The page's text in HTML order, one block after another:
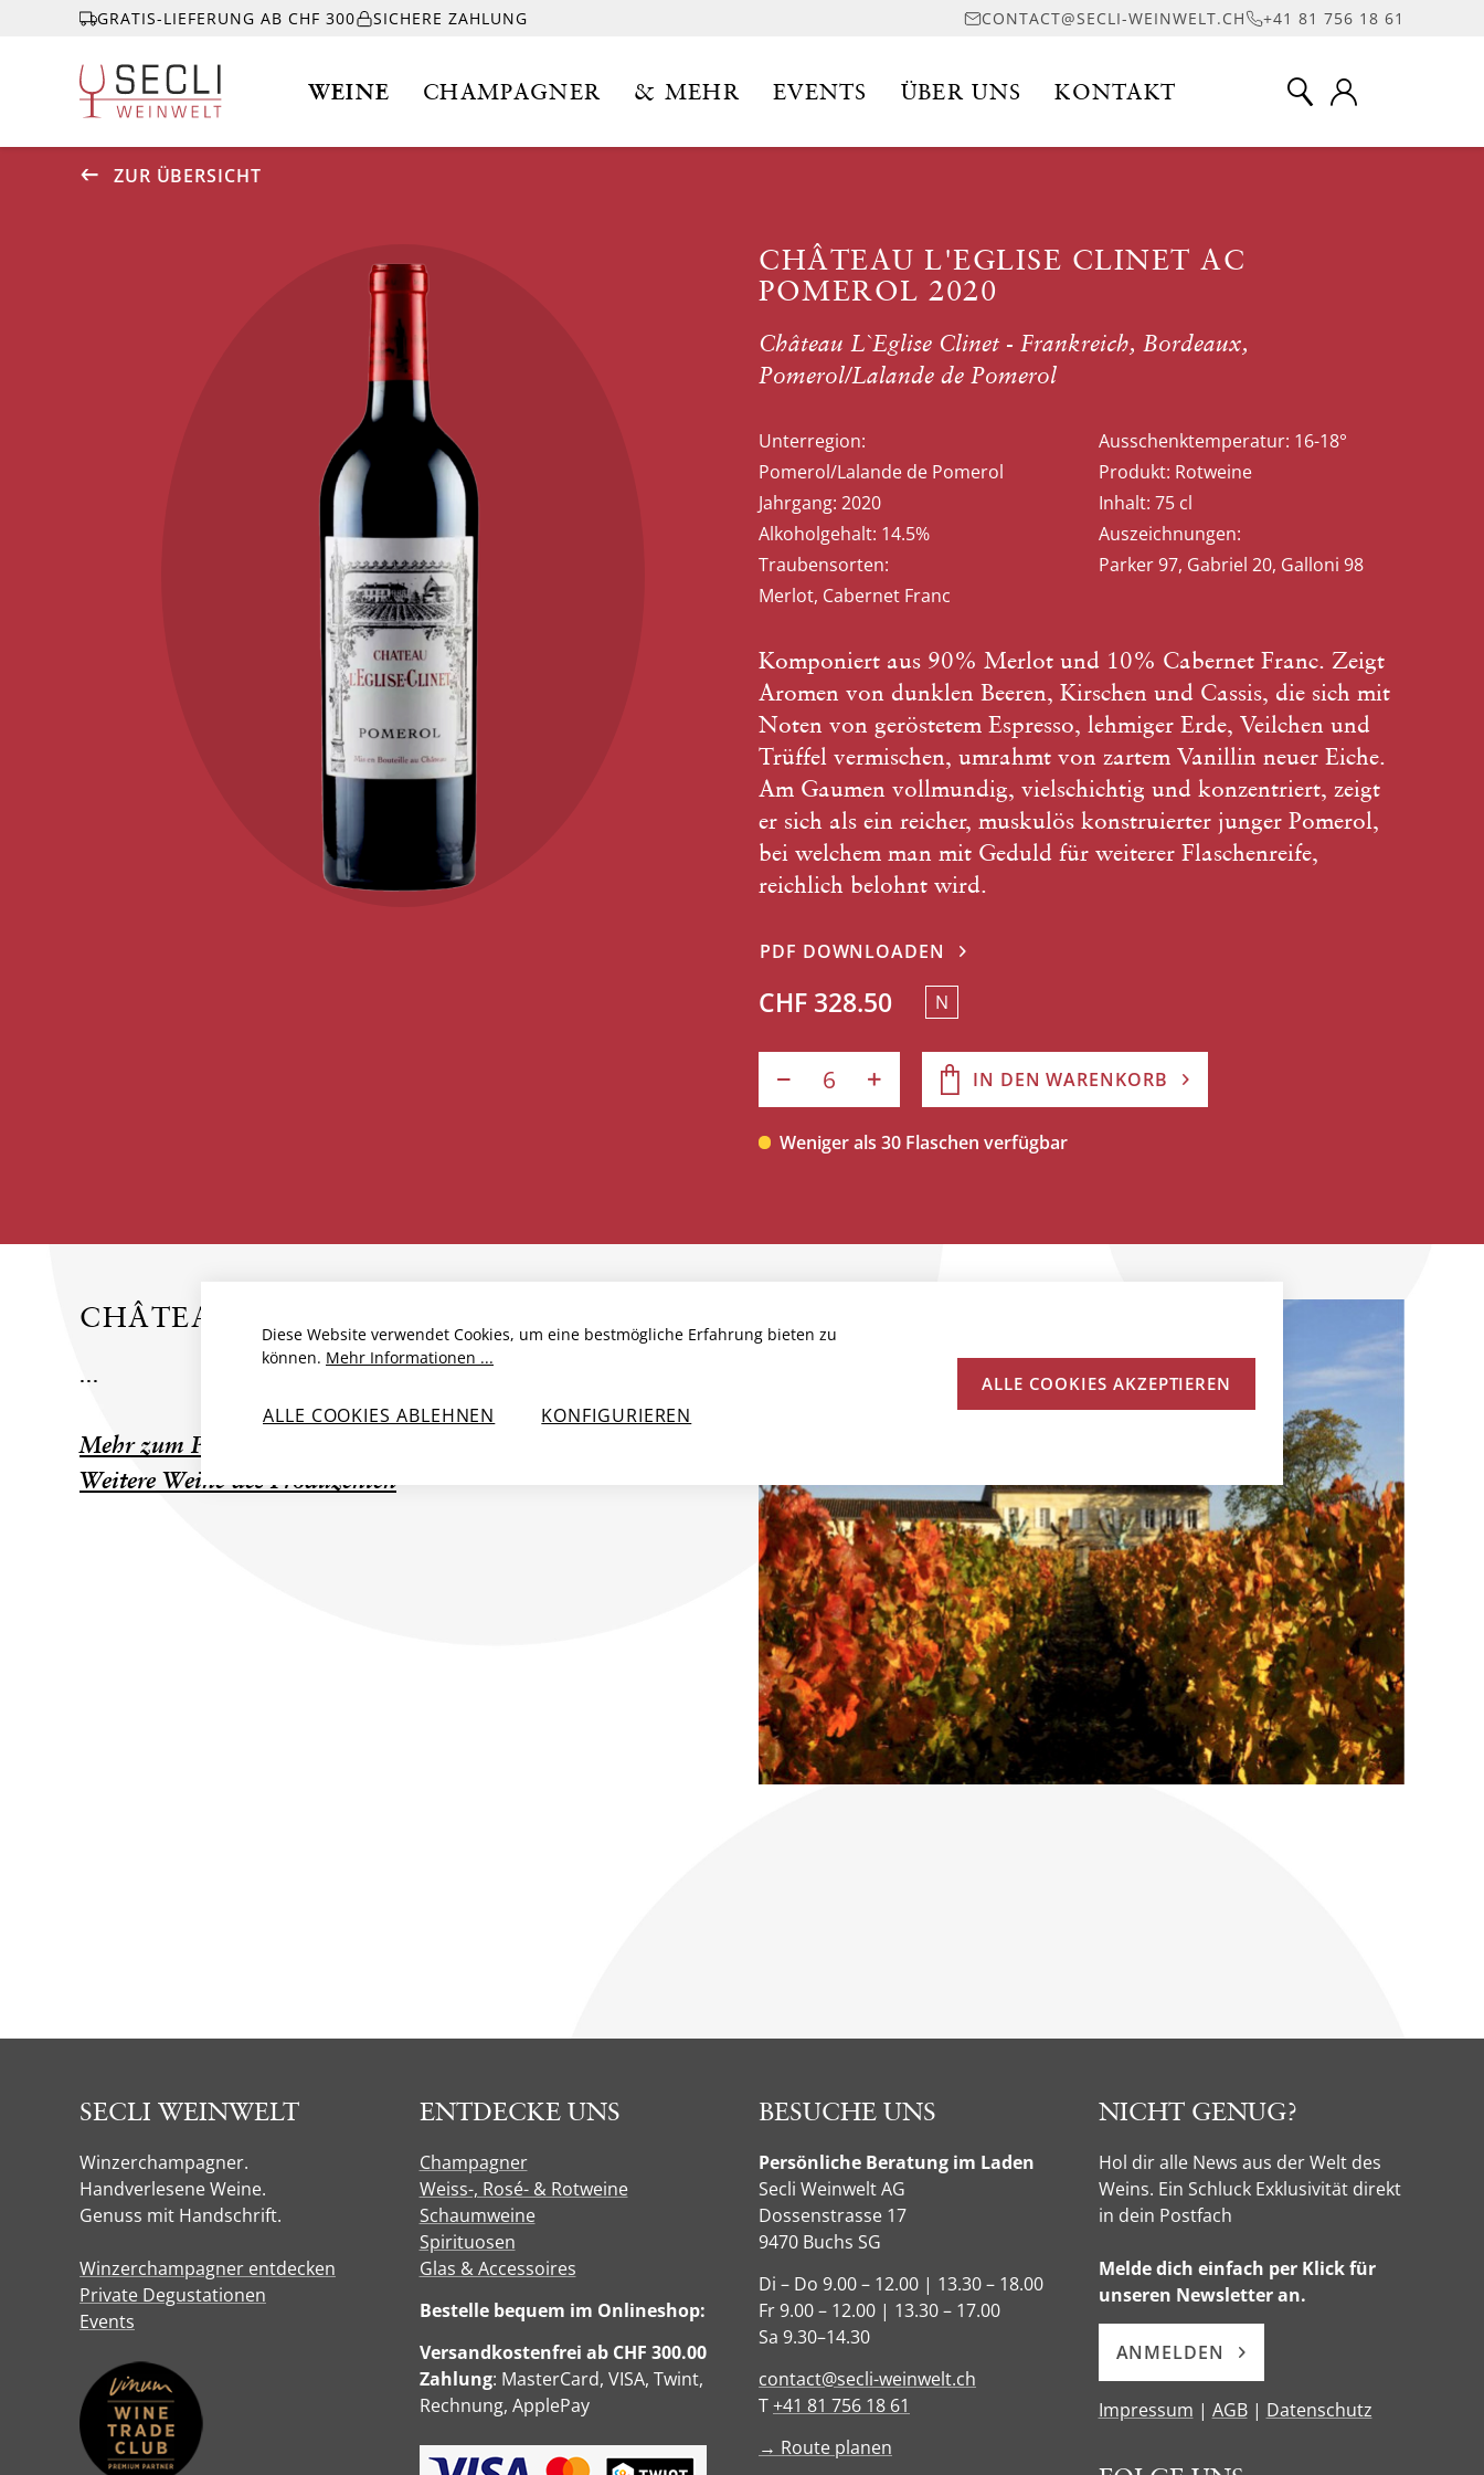
GRATIS-LIEFERUNG AB CHF 300 SICHERE ZAHLUNG CONTACT@SECLI-WEINWELT.CH +41 81 756 18 61
WEINE CHAMPAGNER & MEHR EVENTS ÜBER UNS KONTAKT
ZUR ÜBERSICHT
CHÂTEAU L'EGLISE CLINET AC
POMEROL 2020
Château L`Eglise Clinet - Frankreich, Bordeaux,
Pomerol/Lalande de Pomerol
Unterregion:
Pomerol/Lalande de Pomerol
Jahrgang: 2020
Alkoholgehalt: 14.5%
Traubensorten:
Merlot, Cabernet Franc
Ausschenktemperatur: 16-18°
Produkt: Rotweine
Inhalt: 75 cl
Auszeichnungen:
Parker 97, Gabriel 20, Galloni 98
Komponiert aus 90% Merlot und 10% Cabernet Franc. Zeigt
Aromen von dunklen Beeren, Kirschen und Cassis, die sich mit
Noten von geröstetem Espresso, lehmiger Erde, Veilchen und
Trüffel vermischen, umrahmt von zartem Vanillin neuer Eiche.
Am Gaumen vollmundig, vielschichtig und konzentriert, zeigt
er sich als ein reicher, muskulös konstruierter junger Pomerol,
bei welchem man mit Geduld für weiterer Flaschenreife,
reichlich belohnt wird.
PDF DOWNLOADEN
CHF 328.50 N
IN DEN WARENKORB
Weniger als 30 Flaschen verfügbar
CHÂTEAU L`EGLISE CLINET
...
Mehr zum Produzent
Weitere Weine des Produzenten
SECLI WEINWELT
Winzerchampagner.
Handverlesene Weine.
Genuss mit Handschrift.
Winzerchampagner entdecken
Private Degustationen
Events
ENTDECKE UNS
Champagner
Weiss-, Rosé- & Rotweine
Schaumweine
Spirituosen
Glas & Accessoires
Bestelle bequem im Onlineshop:
Versandkostenfrei ab CHF 300.00
Zahlung: MasterCard, VISA, Twint,
Rechnung, ApplePay
BESUCHE UNS
Persönliche Beratung im Laden
Secli Weinwelt AG
Dossenstrasse 17
9470 Buchs SG
Di – Do 9.00 – 12.00 | 13.30 – 18.00
Fr 9.00 – 12.00 | 13.30 – 17.00
Sa 9.30–14.30
contact@secli-weinwelt.ch
T+41 81 756 18 61
→ Route planen
NICHT GENUG?
Hol dir alle News aus der Welt des
Weins. Ein Schluck Exklusivität direkt
in dein Postfach
Melde dich einfach per Klick für
unseren Newsletter an.
ANMELDEN
Impressum | AGB| Datenschutz
Diese Website verwendet Cookies, um eine bestmögliche Erfahrung bieten zu
können. Mehr Informationen ...
ALLE COOKIES ABLEHNEN KONFIGURIEREN
ALLE COOKIES AKZEPTIEREN